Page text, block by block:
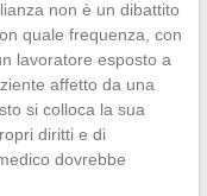
non è un dibattito
quale frequenza, con
lavoratore esposto a
affetto da una
si colloca la sua
diritti e di
dovrebbe